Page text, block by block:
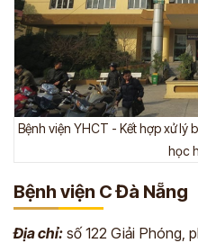
Bệnh viện YHCT - Kết hợp xử
học
Bệnh viện C Đà Nẵng
Địa chỉ: số 122 Giải Phóng,